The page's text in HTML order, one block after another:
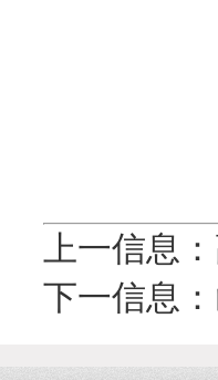
上一信息：
下一信息：